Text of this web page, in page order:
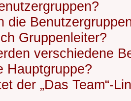
die
Gruppenleiter?
verschiedene
Hauptgruppe?
der „Das Team“-